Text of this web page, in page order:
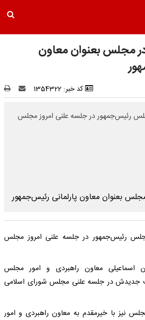
مجلس بعنوان معاون
کد خبر: 1354322
رئیس‌جمهور در جلسه علنی امروز مجلس
رئیس‌جمهور در جلسه علنی امروز مجلس
اسماعیلی معاون راهبردی و امور مجلس
جدیدش در جلسه علنی مجلس شورای اسلامی
نیز با خیرمقدم به معاون راهبردی و امور